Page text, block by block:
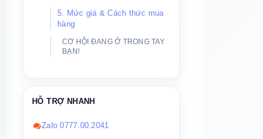
5. Mức giá & Cách thức mua
hàng
CƠ HỘI ĐANG Ở TRONG TAY
BẠN!
HỖ TRỢ NHANH
Zalo 0777.00.2041